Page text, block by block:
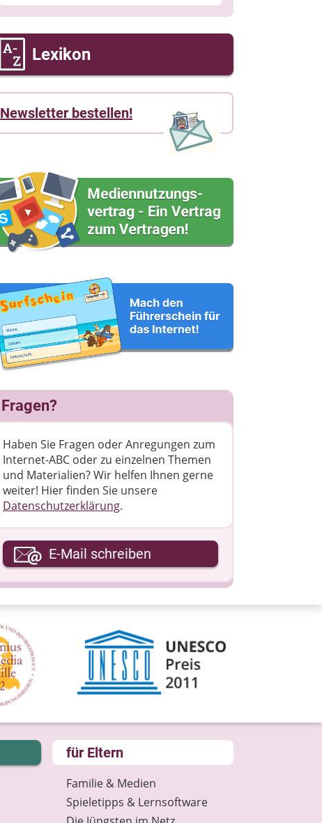
Lexikon
Newsletter bestellen!
Fragen?
Haben Sie Fragen oder Anregungen zum
Internet-ABC oder zu einzelnen Themen
und Materialien? Wir helfen Ihnen gerne
weiter! ​Hier finden Sie unsere
Datenschutzerklärung.
Ihre E-Mail-Adresse
Ihre Nachricht
E-Mail schreiben
für Eltern
Familie & Medien
Spieletipps & Lernsoftware